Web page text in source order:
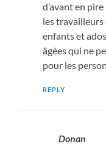
d’avant en
les travailleurs
enfants et
âgées qui ne
pour les
REPLY
Donan